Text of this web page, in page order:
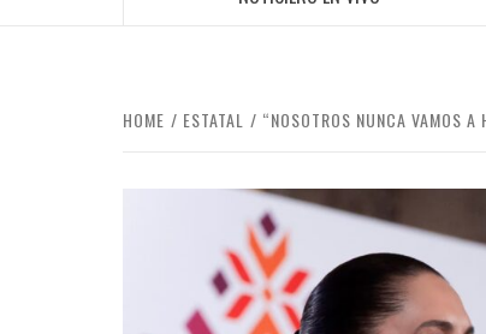
HOME ESTATAL “NOSOTROS NUNCA VAMOS